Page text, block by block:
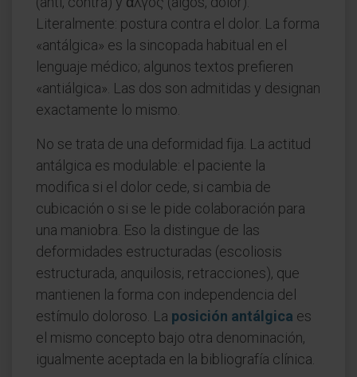
Literalmente: postura contra el dolor. La forma
«antálgica» es la sincopada habitual en el
lenguaje médico; algunos textos prefieren
«antiálgica». Las dos son admitidas y designan
exactamente lo mismo.
No se trata de una deformidad fija. La actitud
antálgica es modulable: el paciente la
modifica si el dolor cede, si cambia de
cubicación o si se le pide colaboración para
una maniobra. Eso la distingue de las
deformidades estructuradas (escoliosis
estructurada, anquilosis, retracciones), que
mantienen la forma con independencia del
estímulo doloroso. La posición antálgica es
el mismo concepto bajo otra denominación,
igualmente aceptada en la bibliografía clínica.